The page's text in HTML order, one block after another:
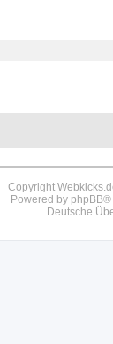
Copyright
Powered by phpBB®
Deutsche